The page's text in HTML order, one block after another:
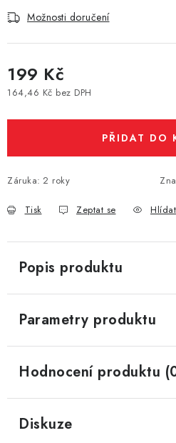
ZNAČKY
Vše o nákupu
Kontakty
Prodejny
Možnosti doručení
199 Kč
164,46 Kč bez DPH
PŘIDAT DO
Záruka: 2 roky
Tisk Zeptat se Hlídat
Popis produktu
Parametry produktu
Hodnocení produktu
Diskuze